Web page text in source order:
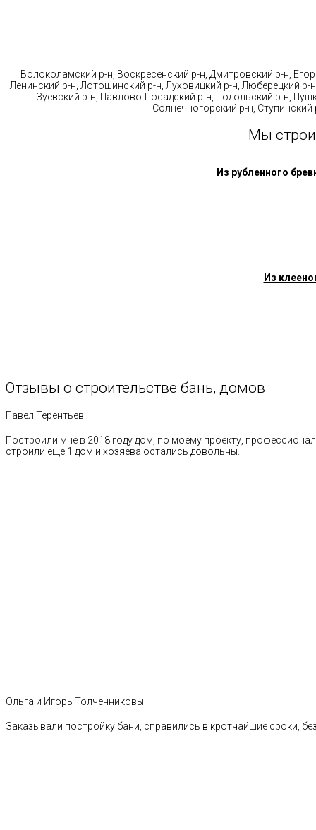
Волоколамский р-н, Воскресенский р-н, Дмитровский р-н,
Ленинский р-н, Лотошинский р-н, Луховицкий р-н, Люберецкий
Зуевский р-н, Павлово-Посадский р-н, Подольский р-н,
Солнечногорский р-н,
Мы
Из рубленного
Из
Отзывы о строительстве бань, домов
Павел Терентьев:
Построили мне в 2018 году дом, по моему проекту,
строили еще 1 дом и хозяева остались довольны.
Ольга и Игорь Толченниковы:
Заказывали постройку бани, справились в кротчайшие сроки,